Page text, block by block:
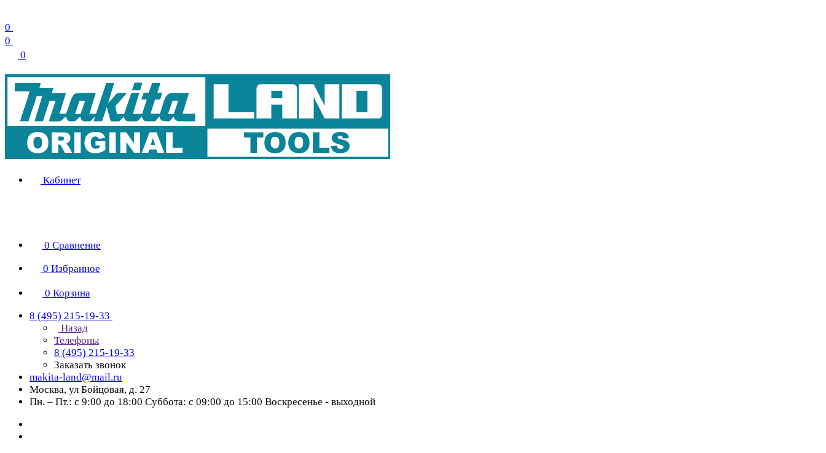
0
0
0
Кабинет
0 Сравнение
0 Избранное
0 Корзина
8 (495) 215-19-33
Назад
Телефоны
8 (495) 215-19-33
Заказать звонок
makita-land@mail.ru
Москва, ул Бойцовая, д. 27
Пн. – Пт.: с 9:00 до 18:00 Суббота: с 09:00 до 15:00 Воскресенье - выходной